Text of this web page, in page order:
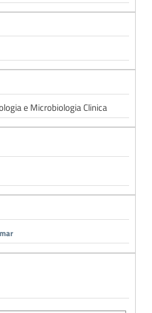
e Microbiologia Clinica